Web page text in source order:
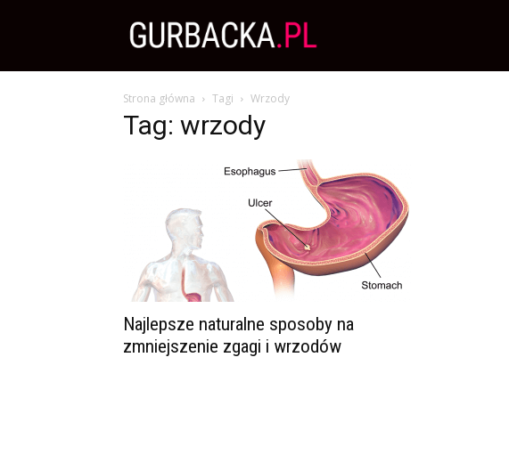
Odchudzanie
i
przepisy
Strona główna Tagi Wrzody
Tag: wrzody
Najlepsze naturalne sposoby na
zmniejszenie zgagi i wrzodów